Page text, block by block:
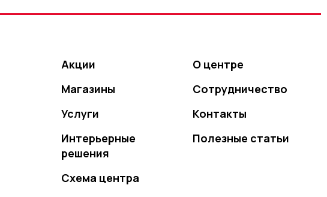
Акции
Магазины
Услуги
Интерьерные
решения
Схема центра
О центре
Сотрудничество
Контакты
Полезные статьи